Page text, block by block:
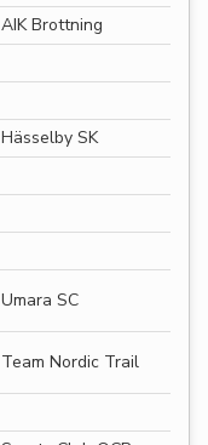
AIK Brottning
Hässelby SK
Umara SC
Team Nordic Trail